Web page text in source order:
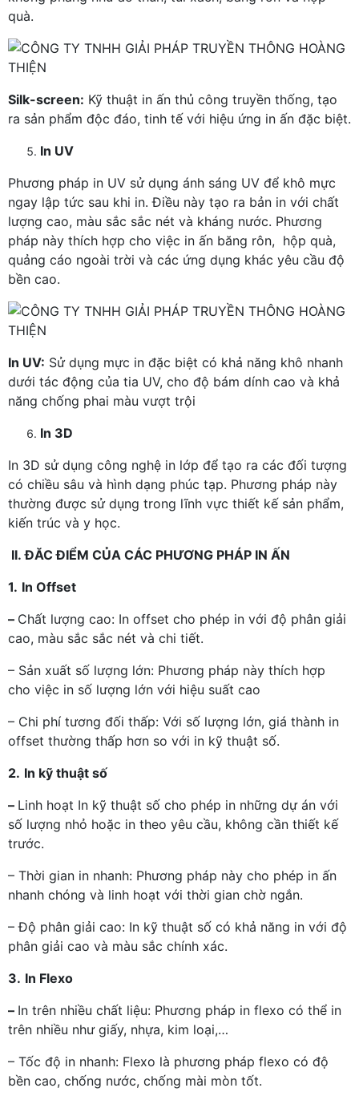
quà.
Silk-screen: Kỹ thuật in ấn thủ công truyền thống, tạo
ra sản phẩm độc đáo, tinh tế với hiệu ứng in ấn đặc biệt.
In UV
Phương pháp in UV sử dụng ánh sáng UV để khô mực
ngay lập tức sau khi in. Điều này tạo ra bản in với chất
lượng cao, màu sắc sắc nét và kháng nước. Phương
pháp này thích hợp cho việc in ấn băng rôn, hộp quà,
quảng cáo ngoài trời và các ứng dụng khác yêu cầu độ
bền cao.
In UV: Sử dụng mực in đặc biệt có khả năng khô nhanh
dưới tác động của tia UV, cho độ bám dính cao và khả
năng chống phai màu vượt trội
In 3D
In 3D sử dụng công nghệ in lớp để tạo ra các đối tượng
có chiều sâu và hình dạng phúc tạp. Phương pháp này
thường được sử dụng trong lĩnh vực thiết kế sản phẩm,
kiến trúc và y học.
II. ĐĂC ĐIỂM CỦA CÁC PHƯƠNG PHÁP IN ẤN
1. In Offset
– Chất lượng cao: In offset cho phép in với độ phân giải
cao, màu sắc sắc nét và chi tiết.
– Sản xuất số lượng lớn: Phương pháp này thích hợp
cho việc in số lượng lớn với hiệu suất cao
– Chi phí tương đối thấp: Với số lượng lớn, giá thành in
offset thường thấp hơn so với in kỹ thuật số.
2. In kỹ thuật số
– Linh hoạt In kỹ thuật số cho phép in những dự án với
số lượng nhỏ hoặc in theo yêu cầu, không cần thiết kế
trước.
– Thời gian in nhanh: Phương pháp này cho phép in ấn
nhanh chóng và linh hoạt với thời gian chờ ngắn.
– Độ phân giải cao: In kỹ thuật số có khả năng in với độ
phân giải cao và màu sắc chính xác.
3. In Flexo
– In trên nhiều chất liệu: Phương pháp in flexo có thể in
trên nhiều như giấy, nhựa, kim loại,…
– Tốc độ in nhanh: Flexo là phương pháp flexo có độ
bền cao, chống nước, chống mài mòn tốt.